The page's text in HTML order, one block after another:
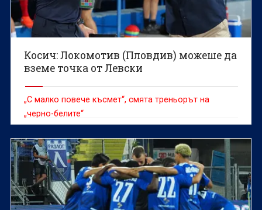
Косич: Локомотив (Пловдив) можеше да
вземе точка от Левски
„С малко повече късмет“, смята треньорът на
„черно-белите“